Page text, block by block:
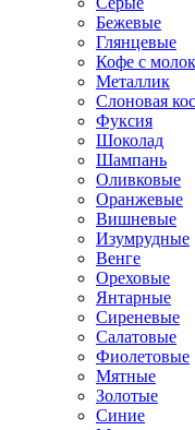
Бежевые
Глянцевые
Кофе с
Металлик
Слоновая
Фуксия
Шоколад
Шампань
Оливковые
Оранжевые
Вишневые
Изумрудные
Венге
Ореховые
Янтарные
Сиреневые
Салатовые
Фиолетовые
Мятные
Золотые
Синие